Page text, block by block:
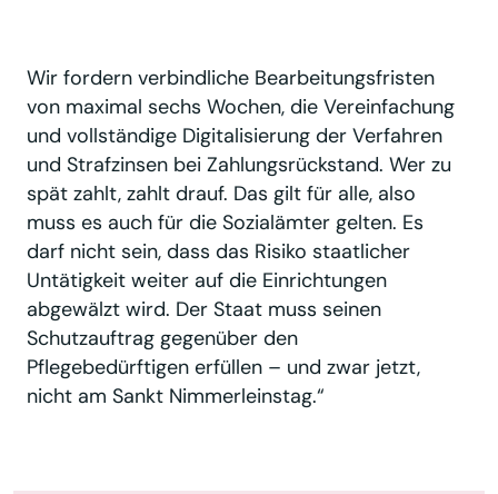
Wir fordern verbindliche Bearbeitungsfristen
von maximal sechs Wochen, die Vereinfachung
und vollständige Digitalisierung der Verfahren
und Strafzinsen bei Zahlungsrückstand. Wer zu
spät zahlt, zahlt drauf. Das gilt für alle, also
muss es auch für die Sozialämter gelten. Es
darf nicht sein, dass das Risiko staatlicher
Untätigkeit weiter auf die Einrichtungen
abgewälzt wird. Der Staat muss seinen
Schutzauftrag gegenüber den
Pflegebedürftigen erfüllen – und zwar jetzt,
nicht am Sankt Nimmerleinstag.“